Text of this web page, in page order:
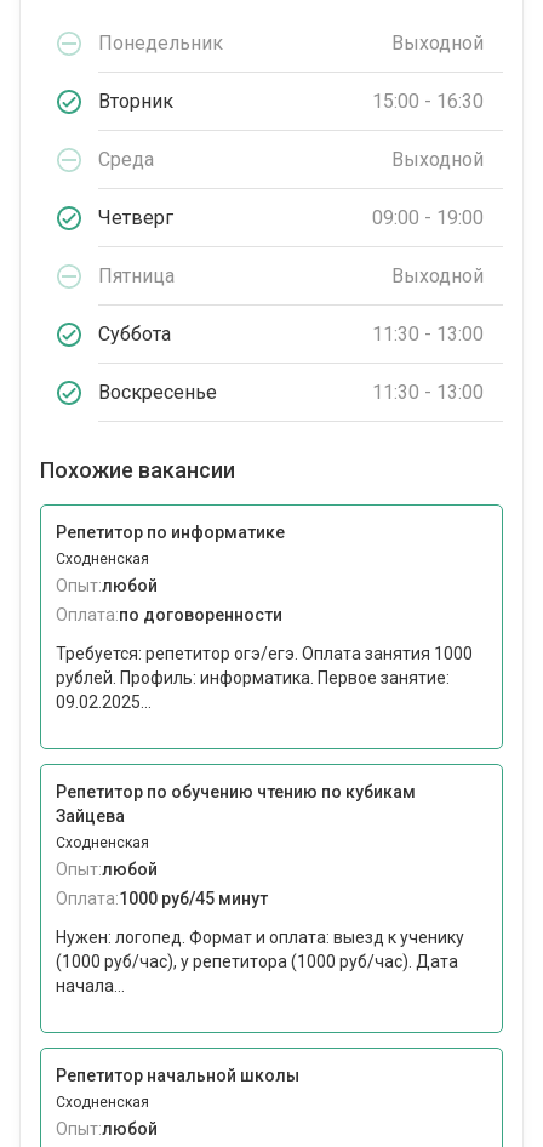
Понедельник Выходной
Вторник 15:00 - 16:30
Среда Выходной
Четверг 09:00 - 19:00
Пятница Выходной
Суббота 11:30 - 13:00
Воскресенье 11:30 - 13:00
Похожие вакансии
Репетитор по информатике
Сходненская
Опыт:любой
Оплата:по договоренности
Требуется: репетитор огэ/егэ. Оплата занятия 1000
рублей. Профиль: информатика. Первое занятие:
09.02.2025...
Репетитор по обучению чтению по кубикам
Зайцева
Сходненская
Опыт:любой
Оплата:1000 руб/45 минут
Нужен: логопед. Формат и оплата: выезд к ученику
(1000 руб/час), у репетитора (1000 руб/час). Дата
начала...
Репетитор начальной школы
Сходненская
Опыт:любой